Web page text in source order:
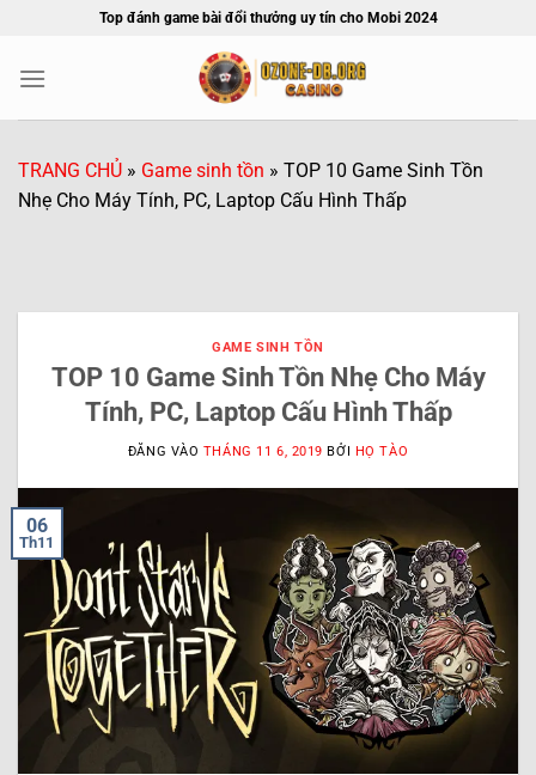
nội
Top đánh game bài đổi thưởng uy tín cho Mobi 2024
TRANG CHỦ » Game sinh tồn » TOP 10 Game Sinh Tồn
Nhẹ Cho Máy Tính, PC, Laptop Cấu Hình Thấp
GAME SINH TỒN
TOP 10 Game Sinh Tồn Nhẹ Cho Máy
Tính, PC, Laptop Cấu Hình Thấp
ĐĂNG VÀO THÁNG 11 6, 2019 BỞI HỌ TÀO
06
Th11